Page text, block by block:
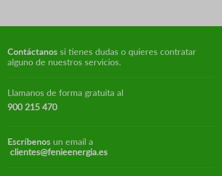
Contáctanos si tienes dudas o quieres contratar
alguno de nuestros servicios.
Llamanos de forma gratuita al
900 215 470
Escríbenos un email a
clientes@fenieenergia.es